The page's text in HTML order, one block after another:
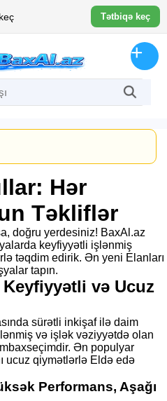
Tətbiqə keç
Hər
Təkliflər
doğru yerdesiniz! BaxAl.az
keyfiyyətli işlənmiş
təqdim edirik. Ən yeni Elanları
tapın.
və Ucuz
sürətli inkişaf ilə daim
və işlək vəziyyətdə olan
Ən populyar
ucuz qiymətlərlə Eldə edə
Performans, Aşağı